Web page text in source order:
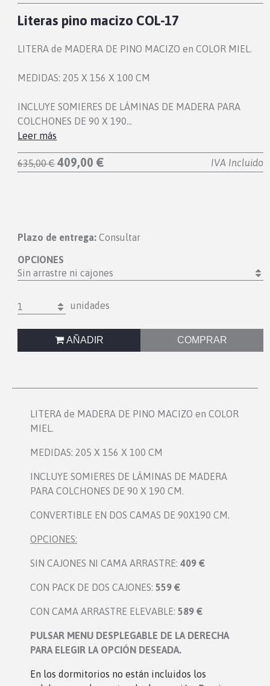
Literas pino macizo COL-17
LITERA de MADERA DE PINO MACIZO en COLOR MIEL.
MEDIDAS: 205 X 156 X 100 CM
INCLUYE SOMIERES DE LÁMINAS DE MADERA PARA
COLCHONES DE 90 X 190…
Leer más
635,00 € 409,00 € IVA Incluido
Plazo de entrega: Consultar
OPCIONES
Sin arrastre ni cajones
1 unidades
AÑADIR COMPRAR
LITERA de MADERA DE PINO MACIZO en COLOR
MIEL.
MEDIDAS: 205 X 156 X 100 CM
INCLUYE SOMIERES DE LÁMINAS DE MADERA
PARA COLCHONES DE 90 X 190 CM.
CONVERTIBLE EN DOS CAMAS DE 90X190 CM.
OPCIONES:
SIN CAJONES NI CAMA ARRASTRE: 409 €
CON PACK DE DOS CAJONES: 559 €
CON CAMA ARRASTRE ELEVABLE: 589 €
PULSAR MENU DESPLEGABLE DE LA DERECHA
PARA ELEGIR LA OPCIÓN DESEADA.
En los dormitorios no están incluidos los